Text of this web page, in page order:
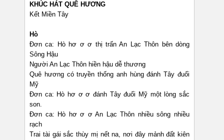
KHÚC HÁT QUÊ HƯƠNG
Kết Miền Tây
Hò
Đơn ca: Hò hơ ơ ơ thị trấn An Lạc Thôn bên dòng
Sông Hậu
Người An Lạc Thôn hiền hậu dễ thương
Quê hương có truyền thống anh hùng đánh Tây đuổi
Mỹ
Đơn ca: Hò hơ ơ ơ đánh Tây đuổi Mỹ một lòng sắc
son.
Đơn ca: Hò hơ ơ ơ An Lạc Thôn nhiều sông nhiều
rạch
Trai tài gái sắc thùy mị nết na, nơi đây mảnh đất kiên